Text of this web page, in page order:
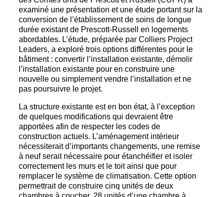
examiné une présentation et une étude portant sur la
conversion de l’établissement de soins de longue
durée existant de Prescott-Russell en logements
abordables. L’étude, préparée par Colliers Project
Leaders, a exploré trois options différentes pour le
bâtiment : convertir l’installation existante, démolir
l’installation existante pour en construire une
nouvelle ou simplement vendre l’installation et ne
pas poursuivre le projet.
La structure existante est en bon état, à l’exception
de quelques modifications qui devraient être
apportées afin de respecter les codes de
construction actuels. L’aménagement intérieur
nécessiterait d’importants changements, une remise
à neuf serait nécessaire pour étanchéifier et isoler
correctement les murs et le toit ainsi que pour
remplacer le système de climatisation. Cette option
permettrait de construire cinq unités de deux